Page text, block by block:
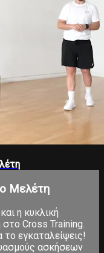
Μελέτη
η κυκλική
Cross Training.
εγκαταλείψεις!
ασκήσεων